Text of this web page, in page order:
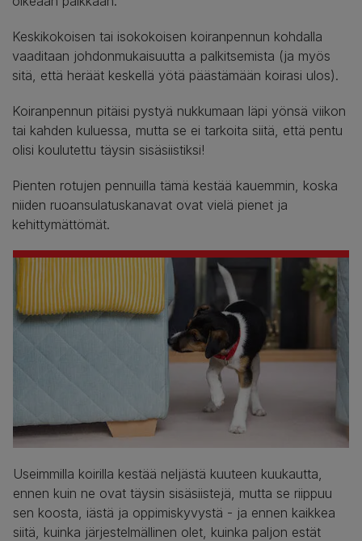
Keskikokoisen tai isokokoisen koiranpennun kohdalla
vaaditaan johdonmukaisuutta a palkitsemista (ja myös
sitä, että heräät keskellä yötä päästämään koirasi ulos).
Koiranpennun pitäisi pystyä nukkumaan läpi yönsä viikon
tai kahden kuluessa, mutta se ei tarkoita siitä, että pentu
olisi koulutettu täysin sisäsiistiksi!
Pienten rotujen pennuilla tämä kestää kauemmin, koska
niiden ruoansulatuskanavat ovat vielä pienet ja
kehittymättömät.
Useimmilla koirilla kestää neljästä kuuteen kuukautta,
ennen kuin ne ovat täysin sisäsiistejä, mutta se riippuu
sen koosta, iästä ja oppimiskyvystä - ja ennen kaikkea
siitä, kuinka järjestelmällinen olet, kuinka paljon estät